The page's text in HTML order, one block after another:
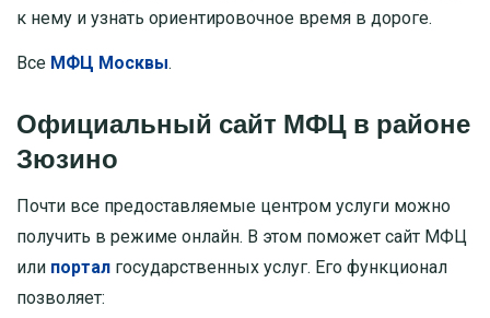
к нему и узнать ориентировочное время в дороге.
Все МФЦ Москвы.
Официальный сайт МФЦ в районе
Зюзино
Почти все предоставляемые центром услуги можно
получить в режиме онлайн. В этом поможет сайт МФЦ
или портал государственных услуг. Его функционал
позволяет: